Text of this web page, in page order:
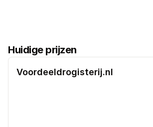
Huidige prijzen
Voordeeldrogisterij.nl